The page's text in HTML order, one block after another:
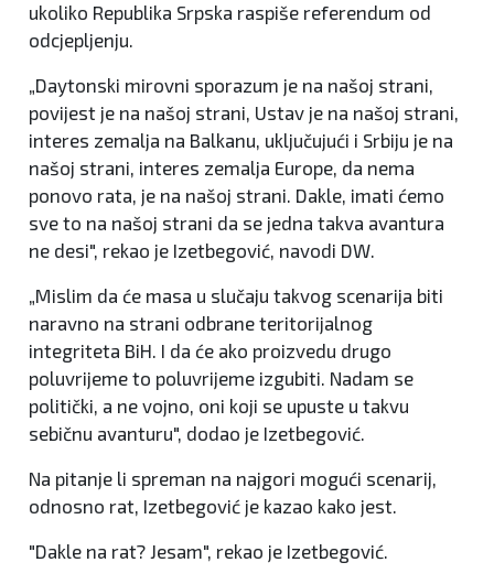
ukoliko Republika Srpska raspiše referendum od
odcjepljenju.
„Daytonski mirovni sporazum je na našoj strani,
povijest je na našoj strani, Ustav je na našoj strani,
interes zemalja na Balkanu, uključujući i Srbiju je na
našoj strani, interes zemalja Europe, da nema
ponovo rata, je na našoj strani. Dakle, imati ćemo
sve to na našoj strani da se jedna takva avantura
ne desi", rekao je Izetbegović, navodi DW.
„Mislim da će masa u slučaju takvog scenarija biti
naravno na strani odbrane teritorijalnog
integriteta BiH. I da će ako proizvedu drugo
poluvrijeme to poluvrijeme izgubiti. Nadam se
politički, a ne vojno, oni koji se upuste u takvu
sebičnu avanturu", dodao je Izetbegović.
Na pitanje li spreman na najgori mogući scenarij,
odnosno rat, Izetbegović je kazao kako jest.
"Dakle na rat? Jesam", rekao je Izetbegović.